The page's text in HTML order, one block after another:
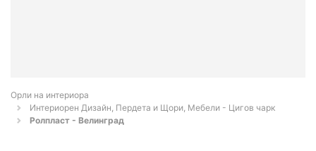
Орли на интериора
Интериорен Дизайн, Пердета и Щори, Мебели - Цигов чарк
Ролпласт - Велинград